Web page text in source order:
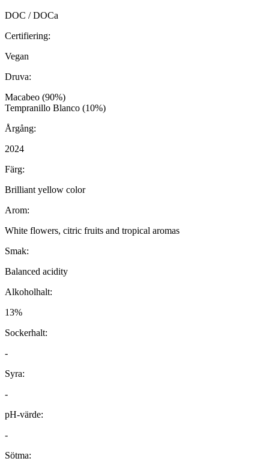
DOC / DOCa
Certifiering:
Vegan
Druva:
Macabeo (90%)
Tempranillo Blanco (10%)
Årgång:
2024
Färg:
Brilliant yellow color
Arom:
White flowers, citric fruits and tropical aromas
Smak:
Balanced acidity
Alkoholhalt:
13%
Sockerhalt:
-
Syra:
-
pH-värde:
-
Sötma: